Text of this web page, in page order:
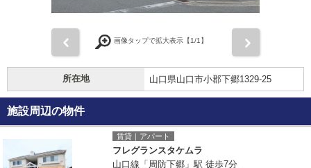
画像タップで拡大表示【1/1】
所在地 山口県山口市小郡下郷1329-25
施設周辺の物件
賃貸｜アパート
フレグランスタケムラ
山口線「周防下郷」駅 徒歩7分